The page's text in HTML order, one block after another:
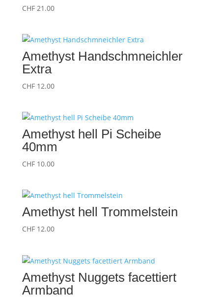
CHF21.00
Amethyst Handschmneichler
Extra
CHF12.00
Amethyst hell Pi Scheibe
40mm
CHF10.00
Amethyst hell Trommelstein
CHF12.00
Amethyst Nuggets facettiert
Armband